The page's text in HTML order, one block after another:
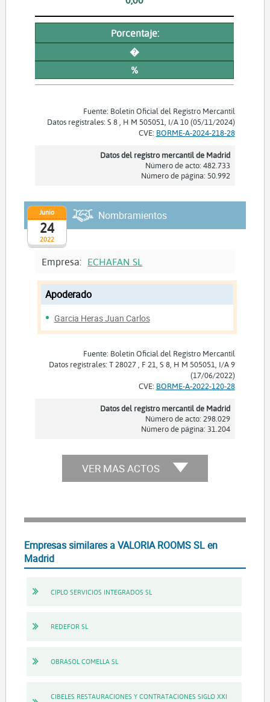
Porcentaje:
�
%
Fuente: Boletín Oficial del Registro Mercantil
Datos registrales: S 8 , H M 505051, I/A 10 (05/11/2024)
CVE: BORME-A-2024-218-28
Datos del registro mercantil de Madrid
Número de acto: 482.733
Número de página: 50.992
2022
Junio
24
Nombramientos
Empresa: ECHAFAN SL
Apoderado
Garcia Heras Juan Carlos
Fuente: Boletín Oficial del Registro Mercantil
Datos registrales: T 28027 , F 21, S 8, H M 505051, I/A 9
(17/06/2022)
CVE: BORME-A-2022-120-28
Datos del registro mercantil de Madrid
Número de acto: 298.029
Número de página: 31.204
VER MAS ACTOS
Empresas similares a VALORIA ROOMS SL en
Madrid
CIPLO SERVICIOS INTEGRADOS SL
REDEFOR SL
OBRASOL COMELLA SL
CIBELES RESTAURACIONES Y CONTRATACIONES SIGLO XXI